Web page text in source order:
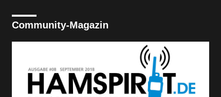
Community-Magazin